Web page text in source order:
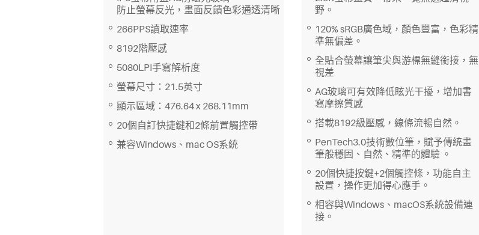
防止螢幕反光，畫面反饋色彩通透清晰
266PPS讀取速率
8192階壓感
5080LPI手寫解析度
螢幕尺寸：21.5英寸
顯示區域：476.64 x 268.11mm
20個自訂快捷鍵和2條前置觸控帶
兼容Windows、mac OS系統
野。
120% sRGB廣色域，顏色豐富，色彩精
準無偏差。
全貼合螢幕讓筆尖與游標無縫銜接，無
視差
AG玻璃可有效降低眩光干擾，增加書
寫摩擦質感
搭載8192級壓感，線條流暢自然。
PenTech3.0技術數位筆，賦予傳統畫
筆般穩固、自然、精準的體驗 。
20個快捷按鍵+2個觸控條，功能自主
設置，操作更加得心應手。
相容與Windows、macOS系統設備連
接。